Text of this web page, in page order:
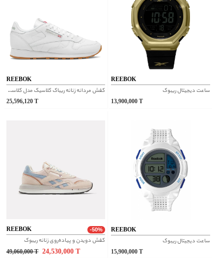
REEBOK
کفش مردانه زنانه ریباک کلاسیک مدل کلاسیک کد 100008491
25,596,120
REEBOK
ساعت دیجیتال ریبوک
13,900,000
REEBOK -50%
کفش دویدن و پیاده‌روی زنانه ریبوک
49,060,000 T 24,530,000
REEBOK
ساعت دیجیتال ریبوک
15,900,000